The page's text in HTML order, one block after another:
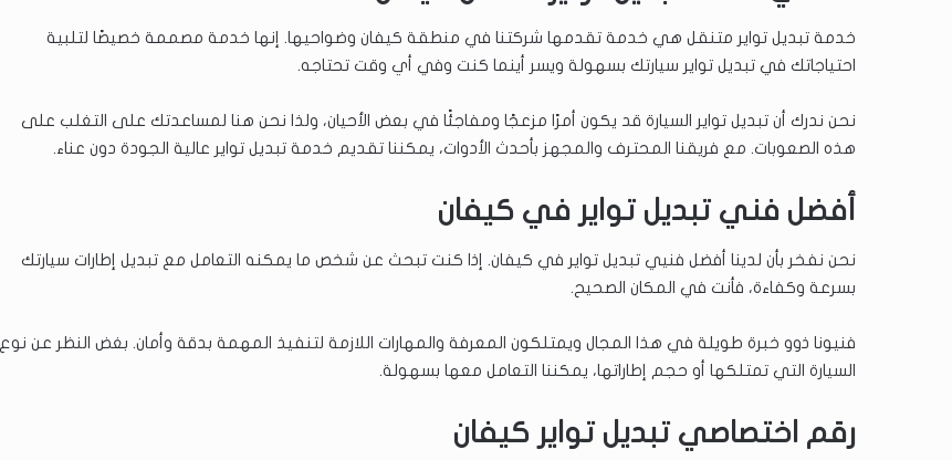
خدمة تبديل تواير متنقل هي خدمة تقدمها شركتنا في منطقة كيفان وضواحيها. إنها خدمة مصممة خصيصًا لتلبية
احتياجاتك في تبديل تواير سيارتك بسهولة ويسر أينما كنت وفي أي وقت تحتاجه.
نحن ندرك أن تبديل تواير السيارة قد يكون أمرًا مزعجًا ومفاجئًا في بعض الأحيان، ولذا نحن هنا لمساعدتك على التغلب على
هذه الصعوبات. مع فريقنا المحترف والمجهز بأحدث الأدوات، يمكننا تقديم خدمة تبديل تواير عالية الجودة دون عناء.
أفضل فني تبديل تواير في كيفان
نحن نفخر بأن لدينا أفضل فنيي تبديل تواير في كيفان. إذا كنت تبحث عن شخص ما يمكنه التعامل مع تبديل إطارات سيارتك
بسرعة وكفاءة، فأنت في المكان الصحيح.
فنيونا ذوو خبرة طويلة في هذا المجال ويمتلكون المعرفة والمهارات اللازمة لتنفيذ المهمة بدقة وأمان. بغض النظر عن نوع
السيارة التي تمتلكها أو حجم إطاراتها، يمكننا التعامل معها بسهولة.
رقم اختصاصي تبديل تواير كيفان